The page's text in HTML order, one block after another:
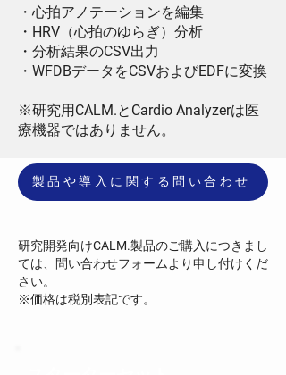
・心拍アノテーションを編集
・ HRV （心拍のゆらぎ）分析
・分析結果のCSV出力
・ WFDBデータをCSVおよびEDFに変換
※研究用CALM.と Cardio Analyzerは医
療機器ではありません。
CALM.の価格
研究開発向けCALM.製品のご購入につきまし
ては、問い合わせフォームより申し付けくだ
さい。
※価格は税別表記です。
製品や導入に関する問い合わせ